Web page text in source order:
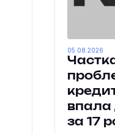
впала
за 17
05.08.2026